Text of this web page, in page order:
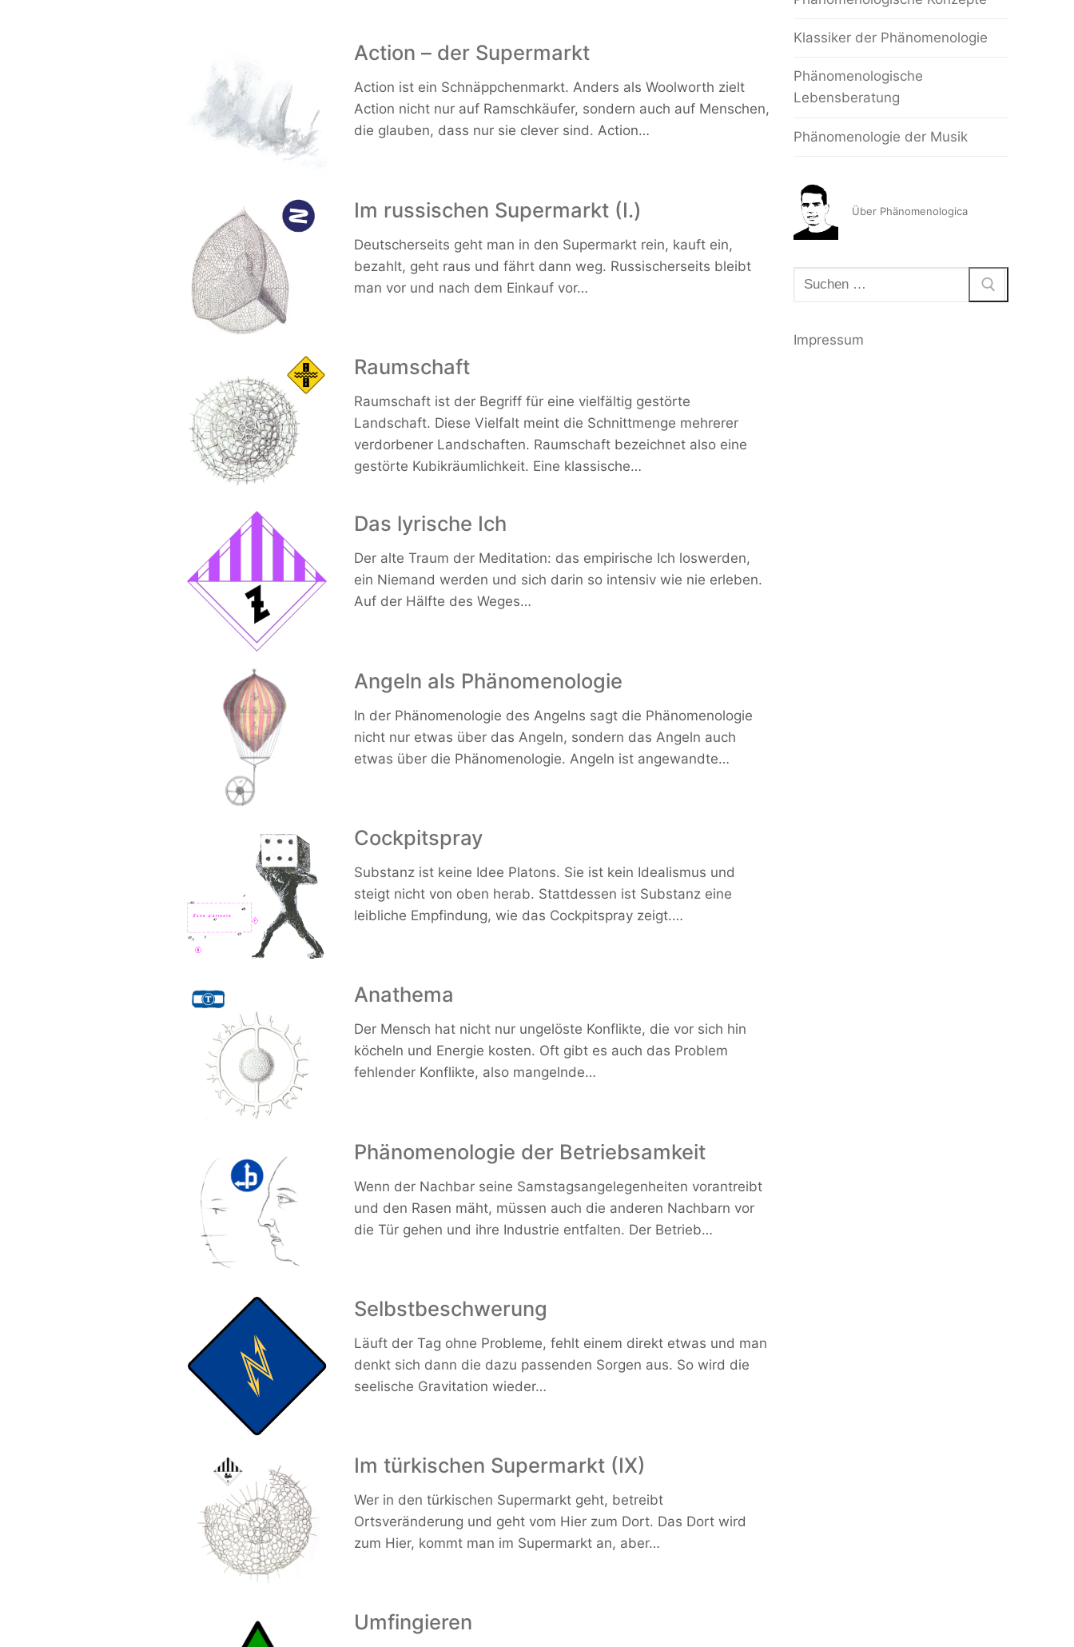
Action – der Supermarkt
Action ist ein Schnäppchenmarkt. Anders als Woolworth zielt
Action nicht nur auf Ramschkäufer, sondern auch auf Menschen,
die glauben, dass nur sie clever sind. Action…
Im russischen Supermarkt (I.)
Deutscherseits geht man in den Supermarkt rein, kauft ein,
bezahlt, geht raus und fährt dann weg. Russischerseits bleibt
man vor und nach dem Einkauf vor…
Raumschaft
Raumschaft ist der Begriff für eine vielfältig gestörte
Landschaft. Diese Vielfalt meint die Schnittmenge mehrerer
verdorbener Landschaften. Raumschaft bezeichnet also eine
gestörte Kubikräumlichkeit. Eine klassische…
Das lyrische Ich
Der alte Traum der Meditation: das empirische Ich loswerden,
ein Niemand werden und sich darin so intensiv wie nie erleben.
Auf der Hälfte des Weges…
Angeln als Phänomenologie
In der Phänomenologie des Angelns sagt die Phänomenologie
nicht nur etwas über das Angeln, sondern das Angeln auch
etwas über die Phänomenologie. Angeln ist angewandte…
Cockpitspray
Substanz ist keine Idee Platons. Sie ist kein Idealismus und
steigt nicht von oben herab. Stattdessen ist Substanz eine
leibliche Empfindung, wie das Cockpitspray zeigt.…
Anathema
Der Mensch hat nicht nur ungelöste Konflikte, die vor sich hin
köcheln und Energie kosten. Oft gibt es auch das Problem
fehlender Konflikte, also mangelnde…
Phänomenologie der Betriebsamkeit
Wenn der Nachbar seine Samstagsangelegenheiten vorantreibt
und den Rasen mäht, müssen auch die anderen Nachbarn vor
die Tür gehen und ihre Industrie entfalten. Der Betrieb…
Selbstbeschwerung
Läuft der Tag ohne Probleme, fehlt einem direkt etwas und man
denkt sich dann die dazu passenden Sorgen aus. So wird die
seelische Gravitation wieder…
Im türkischen Supermarkt (IX)
Wer in den türkischen Supermarkt geht, betreibt
Ortsveränderung und geht vom Hier zum Dort. Das Dort wird
zum Hier, kommt man im Supermarkt an, aber…
Umfingieren
Klassiker der Phänomenologie
Phänomenologische
Lebensberatung
Phänomenologie der Musik
Über Phänomenologica
Suchen
nach:
Impressum